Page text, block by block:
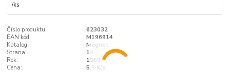
/ks
Číslo produktu:
623032
EAN kód:
M196914
Katalog:
Magnet
Strana:
14
Rok:
1969
Cena:
5,5 Kčs